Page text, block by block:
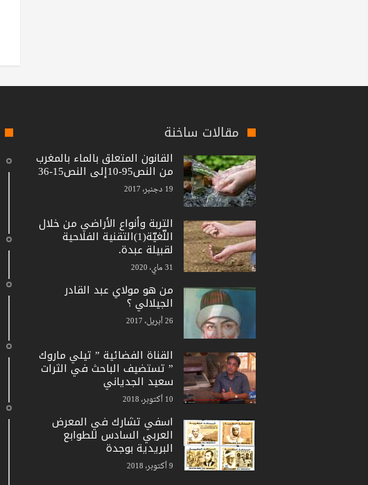
مقالات ساخنة
القانون المتعلق بالماء بالمغرب
من النص95-10إلى النص15-36
19 دجنبر، 2017
التربة وأنواع الأراضي من خلال
اللّغيّة(1)التقنية الفلاحية
لقبيلة عبدة.
31 ماي، 2020
من هو مولاي عبد القادر
الجيلالي ؟
26 أبريل، 2017
القناة الفضائية ” تيلي ماروك
” تستضيف الباحث في الثرات
سعيد الجدياني
10 أكتوبر، 2018
اسفي تشارك في المعرض
العربي السادس للطوابع
البريدية بوجدة
9 أكتوبر، 2018